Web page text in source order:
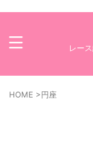
レー
HOME >円座